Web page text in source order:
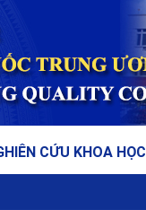
CỨU KHOA HỌC